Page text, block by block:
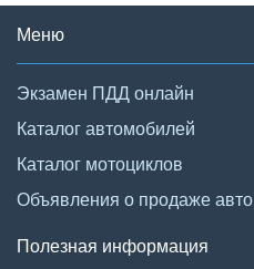
Меню
Экзамен ПДД онлайн
Каталог автомобилей
Каталог мотоциклов
Объявления о продаже авто
Полезная информация